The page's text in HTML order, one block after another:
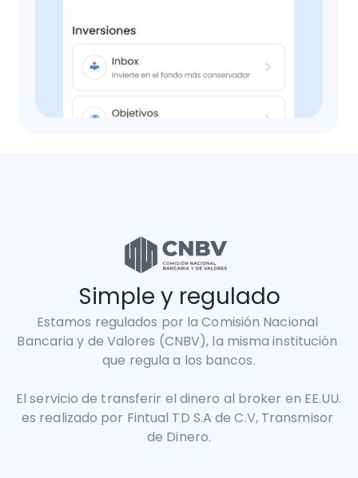
Simple y regulado
Estamos regulados por la Comisión Nacional
Bancaria y de Valores (CNBV), la misma institución
que regula a los bancos.
El servicio de transferir el dinero al broker en EE.UU.
es realizado por Fintual TD S.A de C.V, Transmisor
de Dinero.